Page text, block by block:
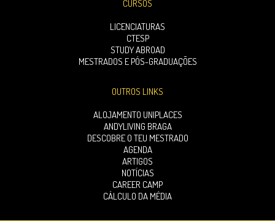
CURSOS
LICENCIATURAS
CTESP
STUDY ABROAD
MESTRADOS E PÓS-GRADUAÇÕES
OUTROS LINKS
ALOJAMENTO UNIPLACES
ANDYLIVING BRAGA
DESCOBRE O TEU MESTRADO
AGENDA
ARTIGOS
NOTÍCIAS
CAREER CAMP
CÁLCULO DA MÉDIA